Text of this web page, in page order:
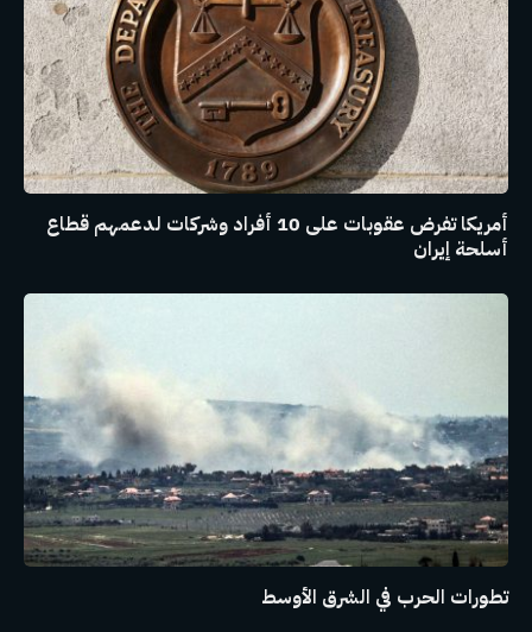
أمريكا تفرض عقوبات على 10 أفراد وشركات لدعمهم قطاع
أسلحة إيران
تطورات الحرب في الشرق الأوسط